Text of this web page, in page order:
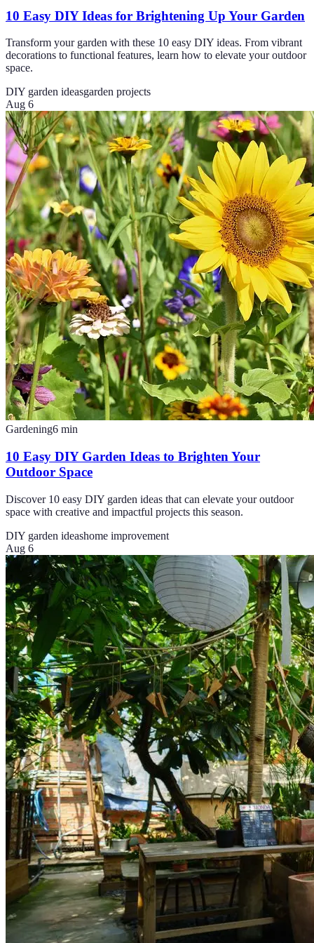
10 Easy DIY Ideas for Brightening Up Your Garden
Transform your garden with these 10 easy DIY ideas. From vibrant
decorations to functional features, learn how to elevate your outdoor
space.
DIY garden ideasgarden projects
Aug 6
Gardening6 min
10 Easy DIY Garden Ideas to Brighten Your
Outdoor Space
Discover 10 easy DIY garden ideas that can elevate your outdoor
space with creative and impactful projects this season.
DIY garden ideashome improvement
Aug 6